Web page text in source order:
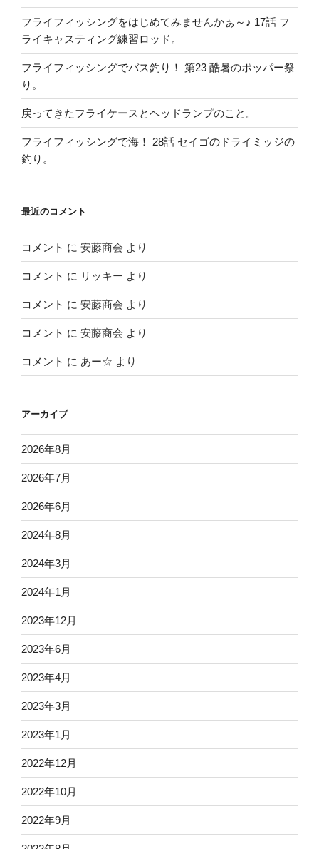
フライフィッシングをはじめてみませんかぁ～♪ 17話 フ
ライキャスティング練習ロッド。
フライフィッシングでバス釣り！ 第23 酷暑のポッパー祭
り。
戻ってきたフライケースとヘッドランプのこと。
フライフィッシングで海！ 28話 セイゴのドライミッジの
釣り。
最近のコメント
コメント に 安藤商会 より
コメント に リッキー より
コメント に 安藤商会 より
コメント に 安藤商会 より
コメント に あー☆ より
アーカイブ
2026年8月
2026年7月
2026年6月
2024年8月
2024年3月
2024年1月
2023年12月
2023年6月
2023年4月
2023年3月
2023年1月
2022年12月
2022年10月
2022年9月